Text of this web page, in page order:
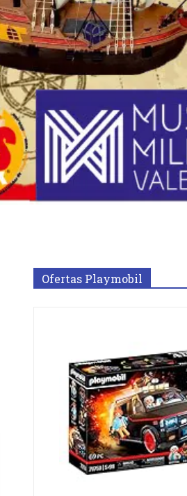
Ofertas Playmobil